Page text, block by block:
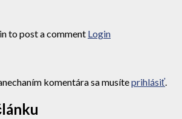
to post a comment Login
komentára sa musíteprihlásiť.